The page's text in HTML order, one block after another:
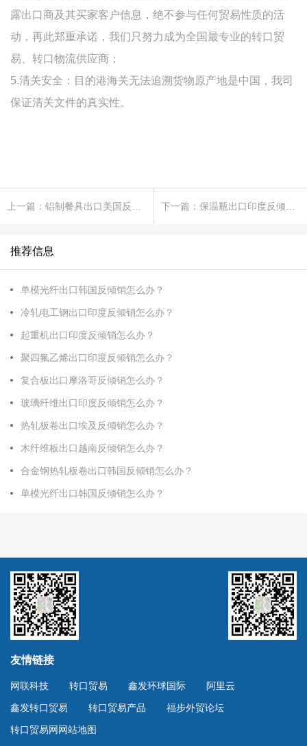
露出口商及其买家客户信息，绝不参与任何贸易性质的活
动，再此郑重承诺，我们只努力成为全国最专业的转口贸
易、转口物流供应商；
5.清关安全：目的港海关无法追溯货物原产地是中国，我司
保证清关文件的真实性。
上一篇：铝制餐具出口美国反倾销怎么办？ 下一篇：保温瓶出口印度反倾销怎么办？
推荐信息
单模光纤出口韩国反倾销怎么办？
冷轧电工钢出口印度反倾销怎么办？
起重机出口印度反倾销怎么办？
聚四氟乙烯出口印度反倾销怎么办？
复合板出口摩洛哥反倾销怎么办？
玻璃纤维出口印度反倾销怎么办？
热轧板卷出口埃及反倾销怎么办？
木纤维板出口越南反倾销怎么办？
合金钢热轧板卷出口韩国反倾销怎么办？
单模光纤出口韩国反倾销怎么办？
友情链接
网联科技 转口贸易 鑫发环球国际
阿里云
鑫发转口贸易
转口贸易产品
福步外贸论坛
转口贸易网网站地图